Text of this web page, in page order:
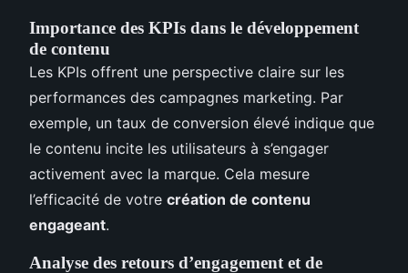
Importance des KPIs dans le développement
de contenu
Les KPIs offrent une perspective claire sur les
performances des campagnes marketing. Par
exemple, un taux de conversion élevé indique que
le contenu incite les utilisateurs à s’engager
activement avec la marque. Cela mesure
l’efficacité de votre création de contenu
engageant.
Analyse des retours d’engagement et de